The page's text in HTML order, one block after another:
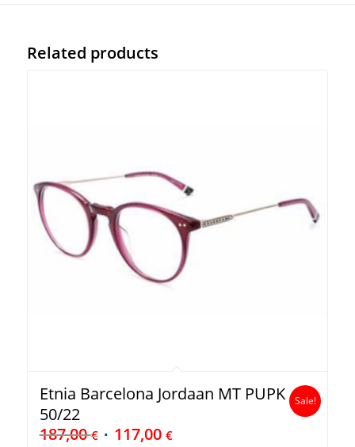
Related products
Etnia Barcelona Jordaan MT PUPK
50/22
187,00€ 117,00 €
Sale!